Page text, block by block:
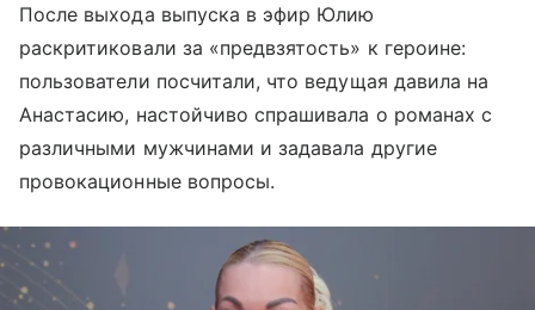
После выхода выпуска в эфир Юлию
раскритиковали за «предвзятость» к героине:
пользователи посчитали, что ведущая давила на
Анастасию, настойчиво спрашивала о романах с
различными мужчинами и задавала другие
провокационные вопросы.